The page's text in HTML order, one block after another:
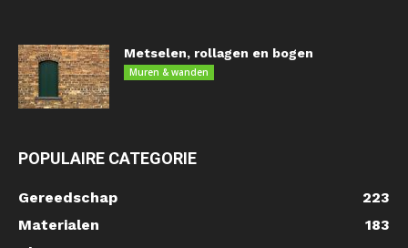
Metselen, rollagen en bogen
Muren & wanden
POPULAIRE CATEGORIE
Gereedschap
223
Materialen
183